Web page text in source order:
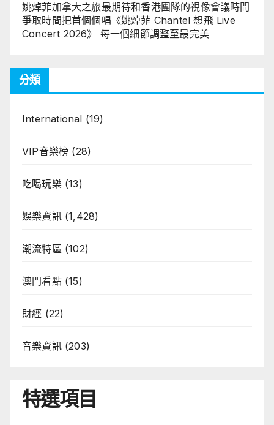
姚焯菲加拿大之旅最期待和香港團隊的視像會議時間
爭取時間把首個個唱《姚焯菲 Chantel 想飛 Live
Concert 2026》 每一個細節調整至最完美
分類
International (19)
VIP音樂榜 (28)
吃喝玩樂(13)
娛樂資訊(1,428)
潮流特區 (102)
澳門看點(15)
財經 (22)
音樂資訊(203)
特選項目